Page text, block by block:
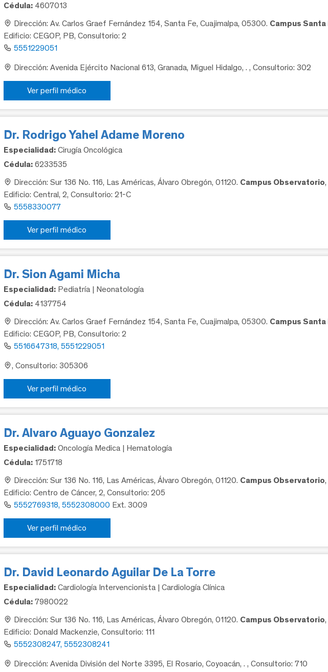
Cédula: 4607013
Dirección: Av. Carlos Graef Fernández 154, Santa Fe, Cuajimalpa, 05300. Campus Santa
Edificio: CEGOP, PB, Consultorio: 2
5551229051
Dirección: Avenida Ejército Nacional 613, Granada, Miguel Hidalgo, . , Consultorio: 302
Ver perfil médico
Dr. Rodrigo Yahel Adame Moreno
Especialidad: Cirugía Oncológica
Cédula: 6233535
Dirección: Sur 136 No. 116, Las Américas, Álvaro Obregón, 01120. Campus Observatorio,
Edificio: Central, 2, Consultorio: 21-C
5558330077
Ver perfil médico
Dr. Sion Agami Micha
Especialidad: Pediatría | Neonatología
Cédula: 4137754
Dirección: Av. Carlos Graef Fernández 154, Santa Fe, Cuajimalpa, 05300. Campus Santa
Edificio: CEGOP, PB, Consultorio: 2
5516647318, 5551229051
, Consultorio: 305306
Ver perfil médico
Dr. Alvaro Aguayo Gonzalez
Especialidad: Oncología Medica | Hematología
Cédula: 1751718
Dirección: Sur 136 No. 116, Las Américas, Álvaro Obregón, 01120. Campus Observatorio,
Edificio: Centro de Cáncer, 2, Consultorio: 205
5552769318, 5552308000 Ext. 3009
Ver perfil médico
Dr. David Leonardo Aguilar De La Torre
Especialidad: Cardiología Intervencionista | Cardiología Clínica
Cédula: 7980022
Dirección: Sur 136 No. 116, Las Américas, Álvaro Obregón, 01120. Campus Observatorio,
Edificio: Donald Mackenzie, Consultorio: 111
5552308247, 5552308241
Dirección: Avenida División del Norte 3395, El Rosario, Coyoacán, . , Consultorio: 710